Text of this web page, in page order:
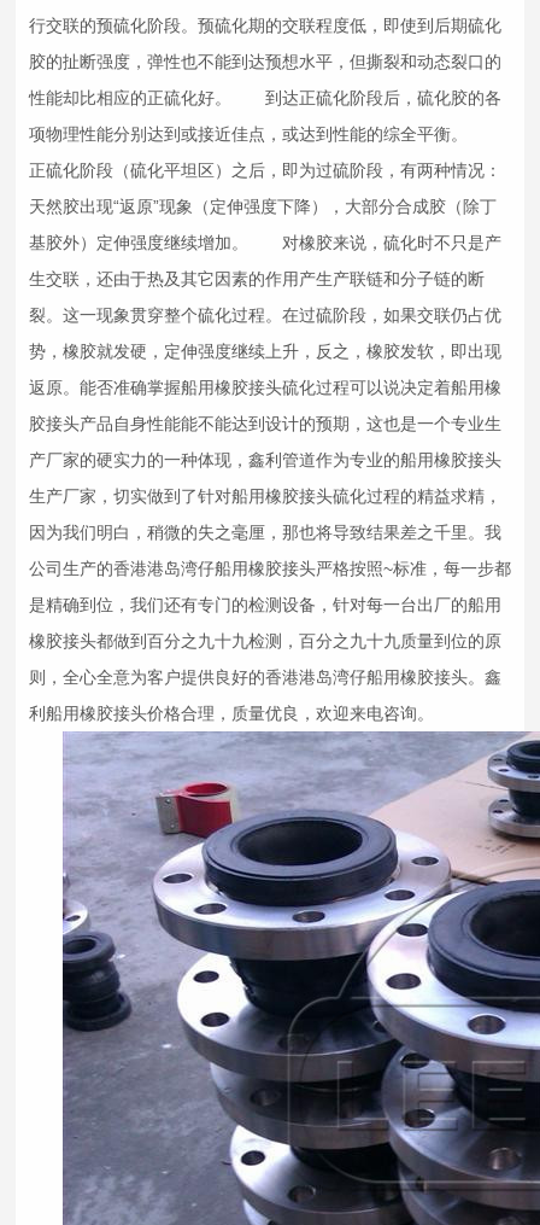
行交联的预硫化阶段。预硫化期的交联程度低，即使到后期硫化
胶的扯断强度，弹性也不能到达预想水平，但撕裂和动态裂口的
性能却比相应的正硫化好。 到达正硫化阶段后，硫化胶的各
项物理性能分别达到或接近佳点，或达到性能的综全平衡。
正硫化阶段（硫化平坦区）之后，即为过硫阶段，有两种情况：
天然胶出现“返原”现象（定伸强度下降），大部分合成胶（除丁
基胶外）定伸强度继续增加。 对橡胶来说，硫化时不只是产
生交联，还由于热及其它因素的作用产生产联链和分子链的断
裂。这一现象贯穿整个硫化过程。在过硫阶段，如果交联仍占优
势，橡胶就发硬，定伸强度继续上升，反之，橡胶发软，即出现
返原。能否准确掌握船用橡胶接头硫化过程可以说决定着船用橡
胶接头产品自身性能能不能达到设计的预期，这也是一个专业生
产厂家的硬实力的一种体现，鑫利管道作为专业的船用橡胶接头
生产厂家，切实做到了针对船用橡胶接头硫化过程的精益求精，
因为我们明白，稍微的失之毫厘，那也将导致结果差之千里。我
公司生产的香港港岛湾仔船用橡胶接头严格按照~标准，每一步都
是精确到位，我们还有专门的检测设备，针对每一台出厂的船用
橡胶接头都做到百分之九十九检测，百分之九十九质量到位的原
则，全心全意为客户提供良好的香港港岛湾仔船用橡胶接头。鑫
利船用橡胶接头价格合理，质量优良，欢迎来电咨询。